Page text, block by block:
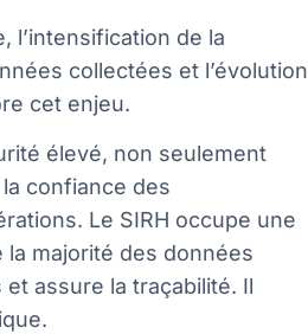
l’intensification de la
collectées et l’évolution
cet enjeu.
élevé, non seulement
confiance des
Le SIRH occupe une
majorité des données
assure la traçabilité. Il